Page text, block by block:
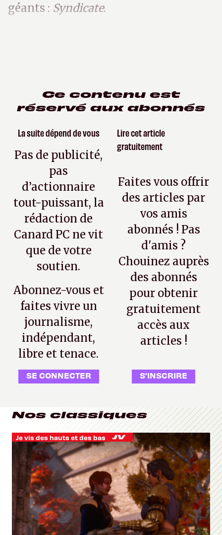
géants : Syndicate.
Ce contenu est
réservé aux abonnés
La suite dépend de vous
Pas de publicité,
pas
d’actionnaire
tout-puissant, la
rédaction de
Canard PC ne vit
que de votre
soutien.
Abonnez-vous et
faites vivre un
journalisme,
indépendant,
libre et tenace.
SE CONNECTER
Lire cet article
gratuitement
Faites vous offrir
des articles par
vos amis
abonnés ! Pas
d'amis ?
Chouinez auprès
des abonnés
pour obtenir
gratuitement
accès aux
articles !
S'INSCRIRE
Nos classiques
Je vis des hauts et des bas